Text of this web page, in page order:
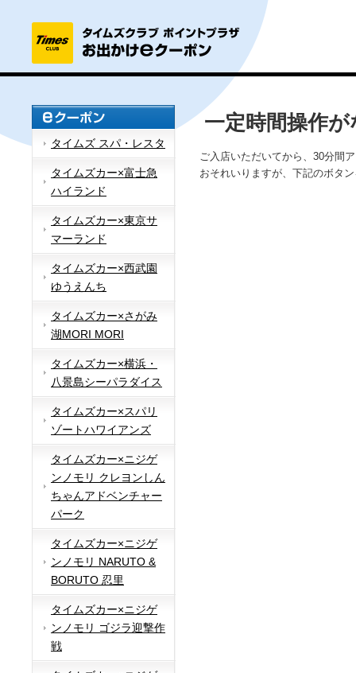
タイムズ スパ・レスタ
タイムズカー×富士急
ハイランド
タイムズカー×東京サ
マーランド
タイムズカー×西武園
ゆうえんち
タイムズカー×さがみ
湖MORI MORI
タイムズカー×横浜・
八景島シーパラダイス
タイムズカー×スパリ
ゾートハワイアンズ
タイムズカー×ニジゲ
ンノモリ クレヨンしん
ちゃんアドベンチャー
パーク
タイムズカー×ニジゲ
ンノモリ NARUTO &
BORUTO 忍里
タイムズカー×ニジゲ
ンノモリ ゴジラ迎撃作
戦
一定時間操作
ご入店いただいてから、30分間
おそれいりますが、下記のボタ